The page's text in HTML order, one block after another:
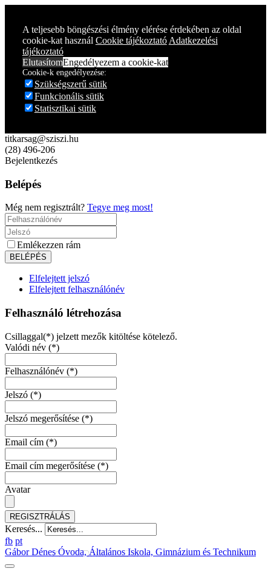
A teljesebb böngészési élmény elérése érdekében az oldal
cookie-kat használ Cookie tájékoztató Adatkezelési
tájékoztató
ElutasítomEngedélyezem a cookie-kat
Cookie-k engedélyezése:
Szükségszerű sütik
Funkcionális sütik
Statisztikai sütik
titkarsag@sziszi.hu
(28) 496-206
Bejelentkezés
Belépés
Még nem regisztrált? Tegye meg most!
Emlékezzen rám
Elfelejtett jelszó
Elfelejtett felhasználónév
Felhasználó létrehozása
Csillaggal(*) jelzett mezők kitöltése kötelező.
Valódi név (*)
Felhasználónév (*)
Jelszó (*)
Jelszó megerősítése (*)
Email cím (*)
Email cím megerősítése (*)
Avatar
REGISZTRÁLÁS
Keresés...
fb pt
Gábor Dénes Óvoda, Általános Iskola, Gimnázium és Technikum